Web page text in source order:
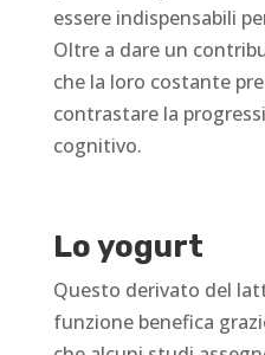
essere indispensabili
Oltre a dare un
che la loro costante
contrastare la
cognitivo.
Lo yogurt
Questo derivato del
funzione benefica